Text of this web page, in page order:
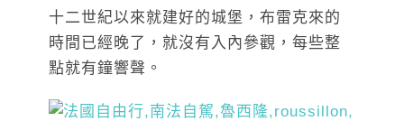
十二世紀以來就建好的城堡，布雷克來的
時間已經晚了，就沒有入內參觀，每些整
點就有鐘響聲。